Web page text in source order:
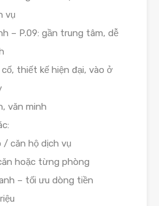
vụ
– P.09: gần trung tâm, dễ
cố, thiết kế hiện đại, vào ở
văn minh
/ căn hộ dịch vụ
hoặc từng phòng
– tối ưu dòng tiền